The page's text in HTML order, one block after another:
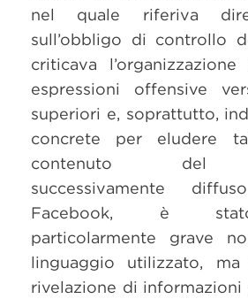
nel quale riferiva
sull’obbligo di controllo
criticava
espressioni offensive
superiori e, soprattutto,
concrete per eludere
contenuto del
successivamente
Facebook, è
particolarmente grave
linguaggio utilizzato,
rivelazione di